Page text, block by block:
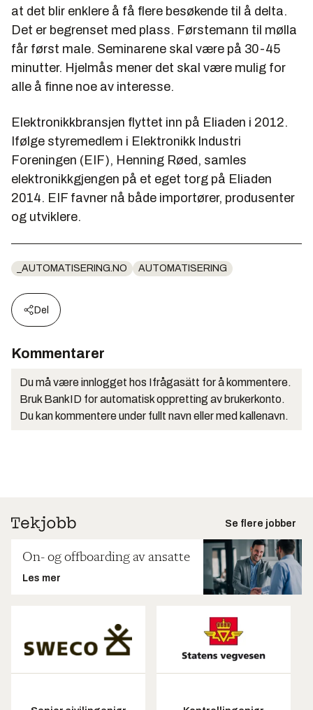
at det blir enklere å få flere besøkende til å delta.
Det er begrenset med plass. Førstemann til mølla
får først male. Seminarene skal være på 30-45
minutter. Hjelmås mener det skal være mulig for
alle å finne noe av interesse.
Elektronikkbransjen flyttet inn på Eliaden i 2012.
Ifølge styremedlem i Elektronikk Industri
Foreningen (EIF), Henning Røed, samles
elektronikkgjengen på et eget torg på Eliaden
2014. EIF favner nå både importører, produsenter
og utviklere.
_AUTOMATISERING.NO AUTOMATISERING
Del
Kommentarer
Du må være innlogget hos Ifrågasätt for å kommentere.
Bruk BankID for automatisk oppretting av brukerkonto.
Du kan kommentere under fullt navn eller med kallenavn.
Se flere jobber
On- og offboarding av ansatte
Les mer